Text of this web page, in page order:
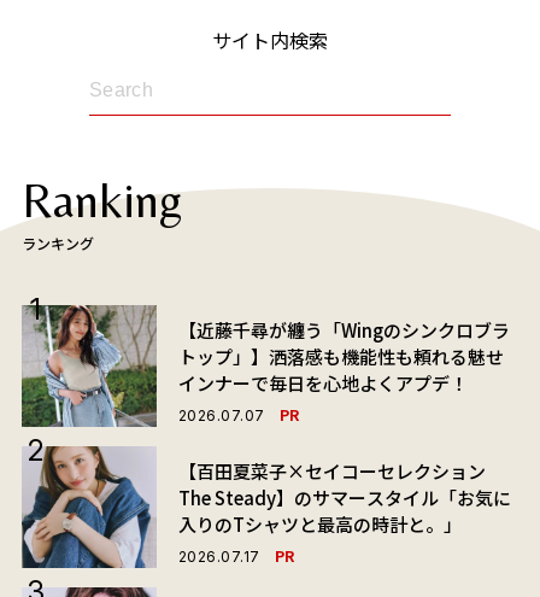
サイト内検索
Ranking
ランキング
【近藤千尋が纏う「Wingのシンクロブラ
トップ」】洒落感も機能性も頼れる魅せ
インナーで毎日を心地よくアプデ！
2026.07.07 PR
【百田夏菜子×セイコーセレクション
The Steady】のサマースタイル「お気に
入りのTシャツと最高の時計と。」
2026.07.17 PR